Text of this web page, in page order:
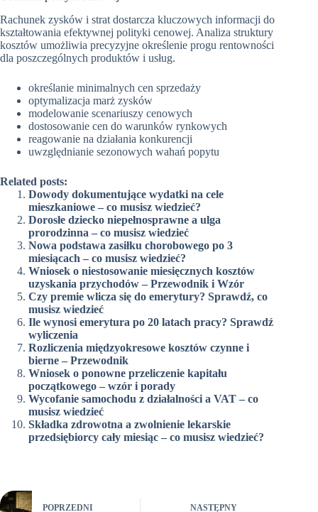
Rachunek zysków i strat dostarcza kluczowych informacji do
kształtowania efektywnej polityki cenowej. Analiza struktury
kosztów umożliwia precyzyjne określenie progu rentowności
dla poszczególnych produktów i usług.
określanie minimalnych cen sprzedaży
optymalizacja marż zysków
modelowanie scenariuszy cenowych
dostosowanie cen do warunków rynkowych
reagowanie na działania konkurencji
uwzględnianie sezonowych wahań popytu
Related posts:
Dowody dokumentujące wydatki na cele
mieszkaniowe – co musisz wiedzieć?
Dorosłe dziecko niepełnosprawne a ulga
prorodzinna – co musisz wiedzieć
Nowa podstawa zasiłku chorobowego po 3
miesiącach – co musisz wiedzieć?
Wniosek o niestosowanie miesięcznych kosztów
uzyskania przychodów – Przewodnik i Wzór
Czy premie wlicza się do emerytury? Sprawdź, co
musisz wiedzieć
Ile wynosi emerytura po 20 latach pracy? Sprawdź
wyliczenia
Rozliczenia międzyokresowe kosztów czynne i
bierne – Przewodnik
Wniosek o ponowne przeliczenie kapitału
początkowego – wzór i porady
Wycofanie samochodu z działalności a VAT – co
musisz wiedzieć
Składka zdrowotna a zwolnienie lekarskie
przedsiębiorcy cały miesiąc – co musisz wiedzieć?
POPRZEDNI NASTĘPNY